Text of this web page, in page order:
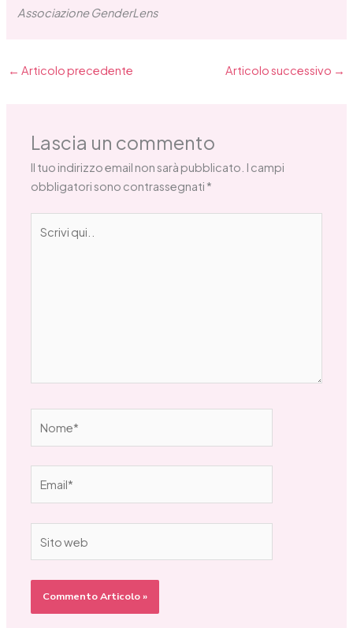
Associazione GenderLens
← Articolo precedente Articolo successivo →
Lascia un commento
Il tuo indirizzo email non sarà pubblicato. I campi
obbligatori sono contrassegnati *
qui..
web